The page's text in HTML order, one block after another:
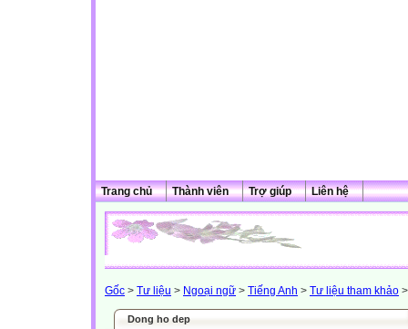
Trang chủ Thành viên Trợ giúp Liên hệ
Gốc > Tư liệu > Ngoại ngữ > Tiếng Anh > Tư liệu tham khảo >
Dong ho dep